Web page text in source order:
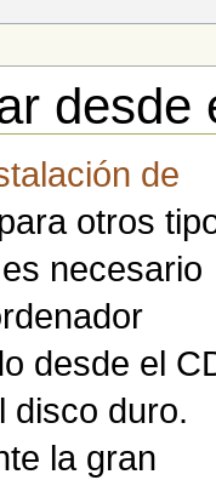
desde
de
otros
necesario
desde el
disco duro.
la gran